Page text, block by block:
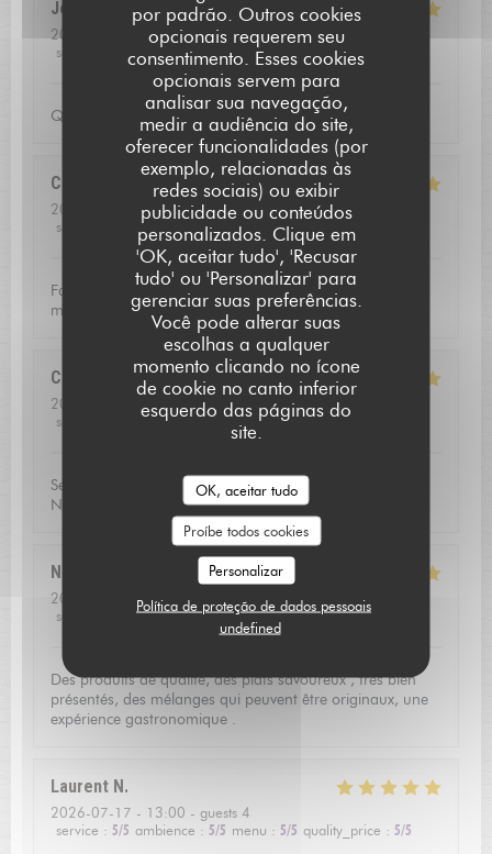
por padrão. Outros cookies
opcionais requerem seu
consentimento. Esses cookies
opcionais servem para
analisar sua navegação,
medir a audiência do site,
oferecer funcionalidades (por
exemplo, relacionadas às
redes sociais) ou exibir
publicidade ou conteúdos
personalizados. Clique em
'OK, aceitar tudo', 'Recusar
tudo' ou 'Personalizar' para
gerenciar suas preferências.
Você pode alterar suas
escolhas a qualquer
momento clicando no ícone
de cookie no canto inferior
esquerdo das páginas do
site.
OK, aceitar tudo
Proíbe todos cookies
Personalizar
Política de proteção de dados pessoais
undefined
Jean louis D
2026-07-24
- 12:30 - guests 2
service
ambience menu quality_price
Qualite de l'accueil
Christoffer
2026-07-23
- 13:15 - guests 2
service
ambience 4 menu : 5/5
Fantastic food and good service. Defininetly worth a
michelin star
Catherine V
2026-07-16
- 20:00 - guests 3
service
ambience : 5 /5 menu: 5/5 quality_price
Service excellent, la qualité du repas était exceptionnel.
Nous avons passé une soirée très agréable!
Nathalie
2026-07-17
- 19:45 - guests 2
service
ambience: 5/5 menu: 5/5 quality_price
Des produits de qualité, des plats savoureux , très bien
présentés, des mélanges qui peuvent être originaux, une
expérience gastronomique .
Laurent N
2026-07-17 - 13:00 - guests 4
service : 5/5 ambience : 5/5 menu : 5/5 quality_price : 5/5
L'AUBERGE SAINT JEAN